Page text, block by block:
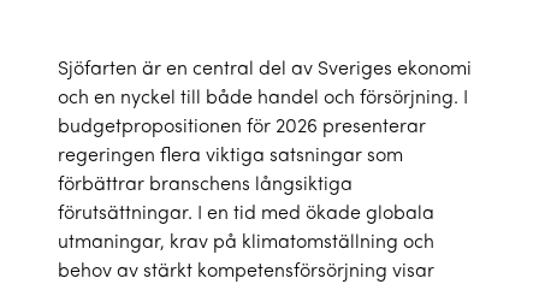
Sjöfarten är en central del av Sveriges ekonomi
och en nyckel till både handel och försörjning. I
budgetpropositionen för 2026 presenterar
regeringen flera viktiga satsningar som
förbättrar branschens långsiktiga
förutsättningar. I en tid med ökade globala
utmaningar, krav på klimatomställning och
behov av stärkt kompetensförsörjning visar